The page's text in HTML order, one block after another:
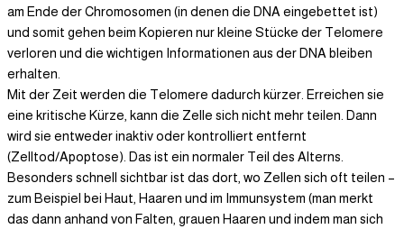
am Ende der Chromosomen (in denen die DNA eingebettet ist)
und somit gehen beim Kopieren nur kleine Stücke der Telomere
verloren und die wichtigen Informationen aus der DNA bleiben
erhalten.
Mit der Zeit werden die Telomere dadurch kürzer. Erreichen sie
eine kritische Kürze, kann die Zelle sich nicht mehr teilen. Dann
wird sie entweder inaktiv oder kontrolliert entfernt
(Zelltod/Apoptose). Das ist ein normaler Teil des Alterns.
Besonders schnell sichtbar ist das dort, wo Zellen sich oft teilen –
zum Beispiel bei Haut, Haaren und im Immunsystem (man merkt
das dann anhand von Falten, grauen Haaren und indem man sich